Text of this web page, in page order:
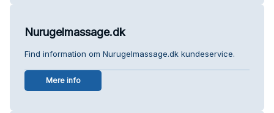
Nurugelmassage.dk
Find information om Nurugelmassage.dk kundeservice.
Mere info